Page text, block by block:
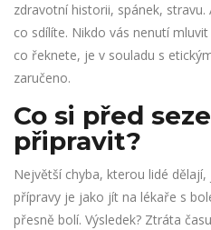
zdravotní historii, spánek,
co sdílíte. Nikdo vás nenutí
co řeknete, je v souladu s
zaručeno.
Co si před
připravit?
Největší chyba, kterou lidé
přípravy je jako jít na lékaře s
přesně bolí. Výsledek? Ztráta